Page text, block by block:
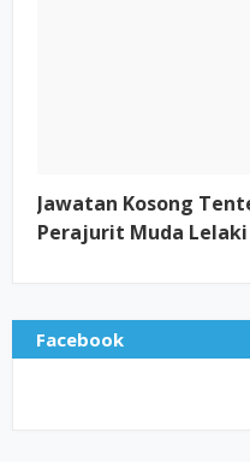
Jawatan Kosong
Perajurit Muda Lelaki
Facebook